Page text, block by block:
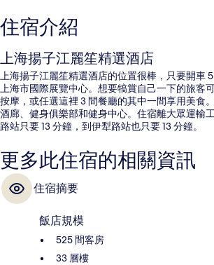
住宿介紹
上海揚子江麗笙精選酒店
上海揚子江麗笙精選酒店的位置很棒，只要開車
上海市國際展覽中心。想要犒賞自己一下的旅客
按摩，或任選這裡 3 間餐廳的其中一間享用美食
酒廊、健身俱樂部和健身中心。住宿離大眾運輸
路站只要 13 分鐘，到伊犁路站也只要 13 分鐘。
更多此住宿的相關資訊
住宿摘要
飯店規模
525 間客房
33 層樓